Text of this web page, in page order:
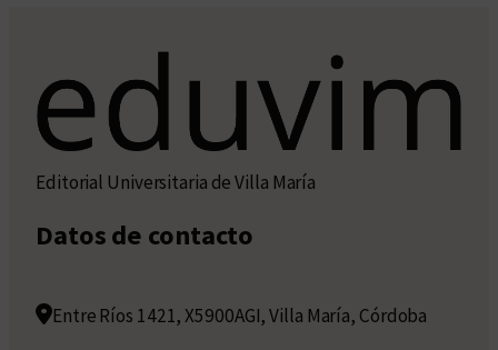
Editorial Universitaria de Villa María
Datos de contacto
Entre Ríos 1421, X5900AGI, Villa María, Córdoba